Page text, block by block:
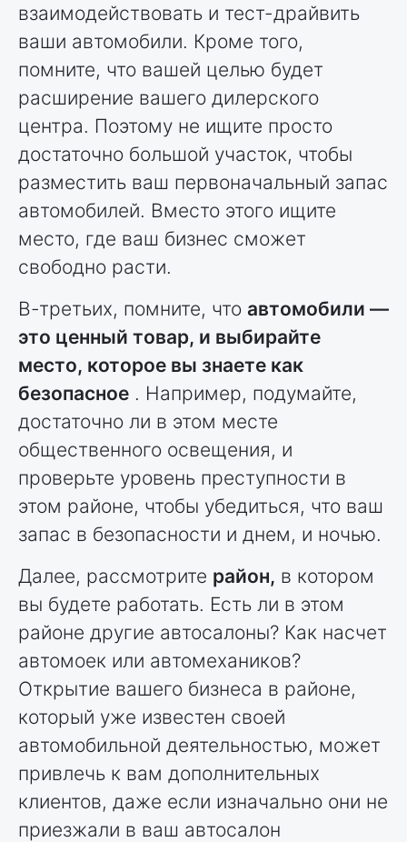
взаимодействовать и тест-драйвить
ваши автомобили. Кроме того,
помните, что вашей целью будет
расширение вашего дилерского
центра. Поэтому не ищите просто
достаточно большой участок, чтобы
разместить ваш первоначальный запас
автомобилей. Вместо этого ищите
место, где ваш бизнес сможет
свободно расти.
В-третьих, помните, что автомобили —
это ценный товар, и выбирайте
место, которое вы знаете как
безопасное . Например, подумайте,
достаточно ли в этом месте
общественного освещения, и
проверьте уровень преступности в
этом районе, чтобы убедиться, что ваш
запас в безопасности и днем, и ночью.
Далее, рассмотрите район, в котором
вы будете работать. Есть ли в этом
районе другие автосалоны? Как насчет
автомоек или автомехаников?
Открытие вашего бизнеса в районе,
который уже известен своей
автомобильной деятельностью, может
привлечь к вам дополнительных
клиентов, даже если изначально они не
приезжали в ваш автосалон